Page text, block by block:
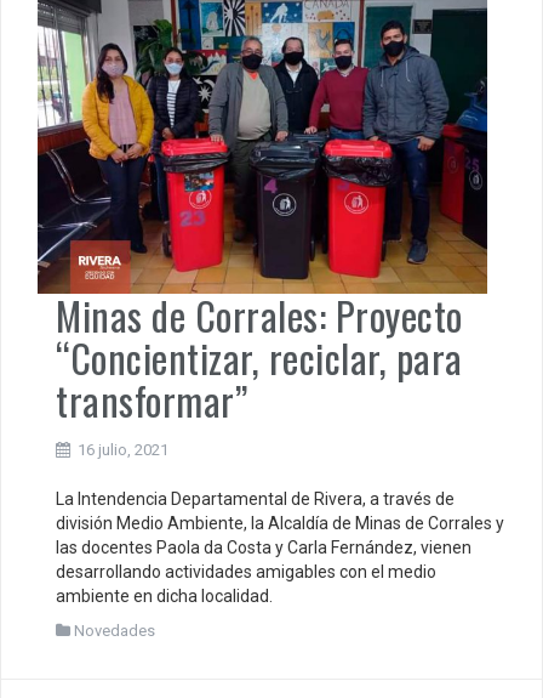
Minas de Corrales: Proyecto
“Concientizar, reciclar, para
transformar”
16 julio, 2021
La Intendencia Departamental de Rivera, a través de
división Medio Ambiente, la Alcaldía de Minas de Corrales y
las docentes Paola da Costa y Carla Fernández, vienen
desarrollando actividades amigables con el medio
ambiente en dicha localidad.
Novedades